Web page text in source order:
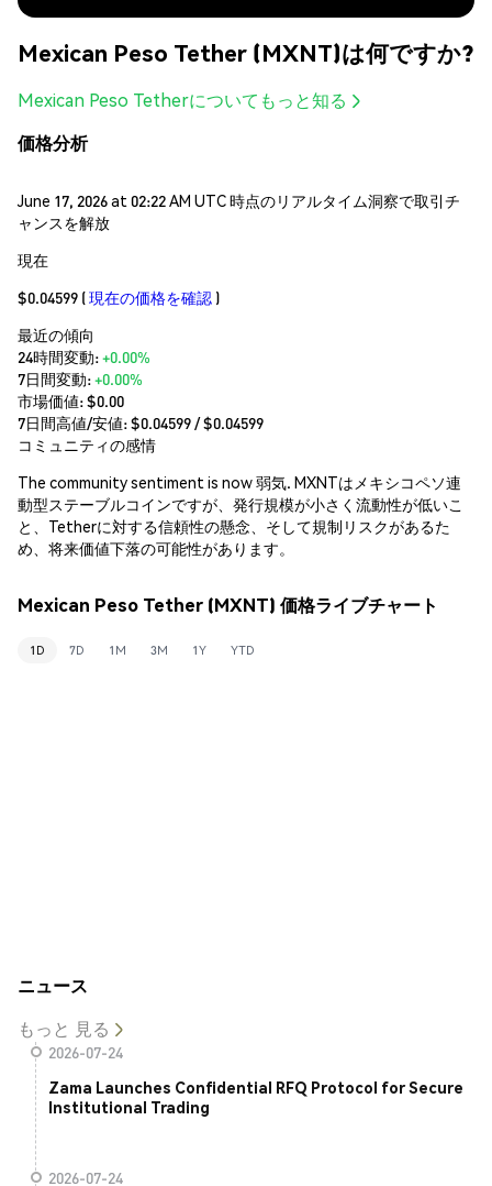
Mexican Peso Tether (MXNT)は何ですか?
Mexican Peso Tetherについてもっと知る
価格分析
June 17, 2026 at 02:22 AM UTC 時点のリアルタイム洞察で取引チ
ャンスを解放
現在
$0.04599 (現在の価格を確認 )
最近の傾向
24時間変動:+0.00%
7日間変動:+0.00%
市場価値:$0.00
7日間高値/安値: $0.04599/ $0.04599
コミュニティの感情
The community sentiment is now 弱気. MXNTはメキシコペソ連
動型ステーブルコインですが、発行規模が小さく流動性が低いこ
と、Tetherに対する信頼性の懸念、そして規制リスクがあるた
め、将来価値下落の可能性があります。
Mexican Peso Tether (MXNT) 価格ライブチャート
1D 7D 1M 3M 1Y YTD
ニュース
もっと 見る
2026-07-24
Zama Launches Confidential RFQ Protocol for Secure
Institutional Trading
2026-07-24